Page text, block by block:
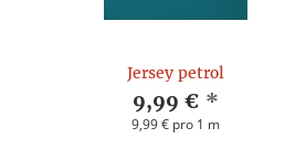
Jersey petrol
9,99 € *
9,99 € pro 1 m